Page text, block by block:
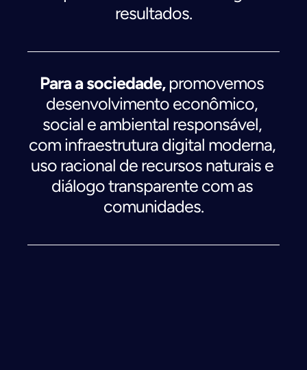
resultados.
Para a sociedade, promovemos
desenvolvimento econômico,
social e ambiental responsável,
com infraestrutura digital moderna,
uso racional de recursos naturais e
diálogo transparente com as
comunidades.